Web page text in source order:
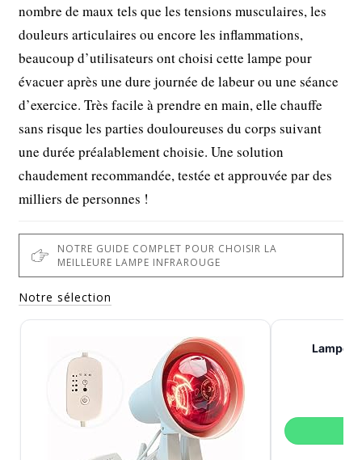
nombre de maux tels que les tensions musculaires, les
douleurs articulaires ou encore les inflammations,
beaucoup d’utilisateurs ont choisi cette lampe pour
évacuer après une dure journée de labeur ou une séance
d’exercice. Très facile à prendre en main, elle chauffe
sans risque les parties douloureuses du corps suivant
une durée préalablement choisie. Une solution
chaudement recommandée, testée et approuvée par des
milliers de personnes !
NOTRE GUIDE COMPLET POUR CHOISIR LA
MEILLEURE LAMPE INFRAROUGE
Notre sélection
Lampe